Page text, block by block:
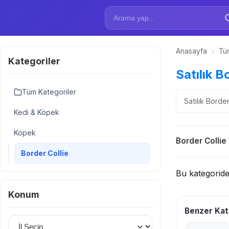
Kategoriler
Tüm Kategoriler
Kedi & Köpek
Köpek
Border Collie
Konum
İl Seçin
Anasayfa ›
Satılık
Satılık
Border
Bu
Benzer